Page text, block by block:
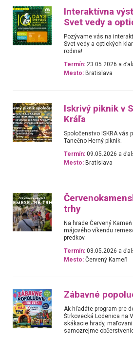
Interaktívna
Svet vedy a
Pozývame vás na
Svet vedy a optických
rodina!
Termín: 23.05.2026 a
Mesto: Bratislava
Iskrivý piknik v
Kráľa
Spoločenstvo ISKRA vás
Tanečno-Herný piknik.
Termín: 09.05.2026 a
Mesto: Bratislava
trhy
Na hrade Červený
májového víkendu
predkov.
Termín: 03.05.2026 a
Mesto: Červený Kameň
Zábavné
Ak hľadáte program pre
Štrkovecká Lodenica na
skákacie hrady,
samozrejme